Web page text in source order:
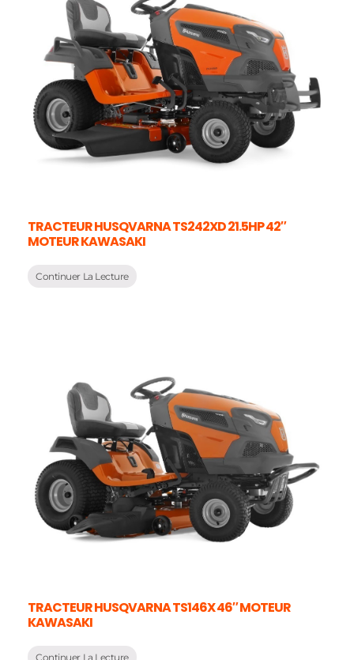
TRACTEUR HUSQVARNA TS242XD 21.5HP 42″
MOTEUR KAWASAKI
Continuer La Lecture
TRACTEUR HUSQVARNA TS146X 46″ MOTEUR
KAWASAKI
Continuer La Lecture